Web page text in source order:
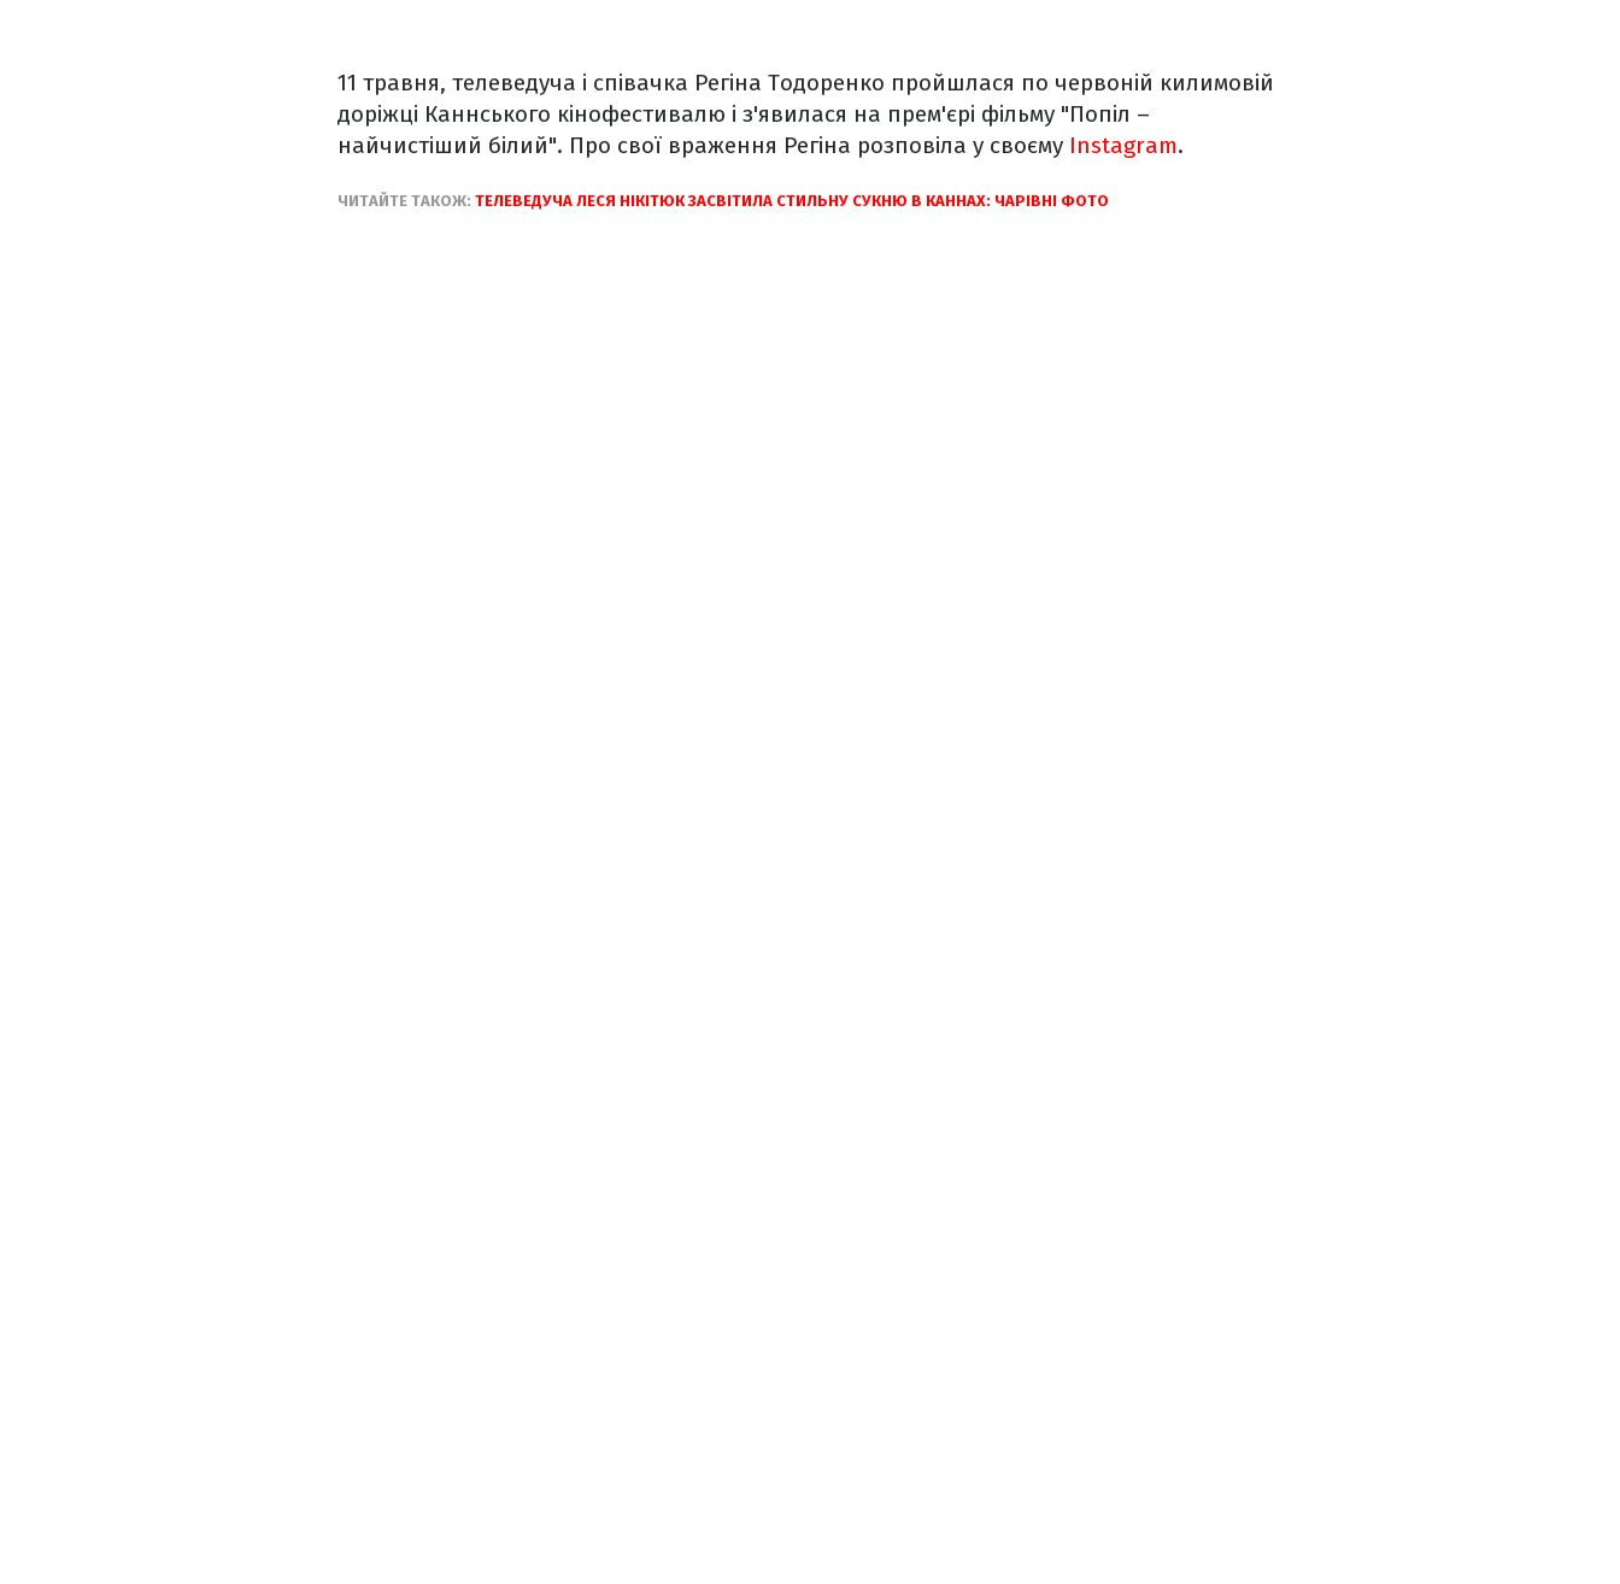
11 травня, телеведуча і співачка Регіна Тодоренко пройшлася по червоній килимовій
доріжці Каннського кінофестивалю і з'явилася на прем'єрі фільму "Попіл –
найчистіший білий". Про свої враження Регіна розповіла у своєму Instagram.
ЧИТАЙТЕ ТАКОЖ: ТЕЛЕВЕДУЧА ЛЕСЯ НІКІТЮК ЗАСВІТИЛА СТИЛЬНУ СУКНЮ В КАННАХ: ЧАРІВНІ ФОТО